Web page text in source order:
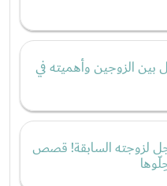
بين الزوجين وأهميته في
لزوجته السابقة! قصص